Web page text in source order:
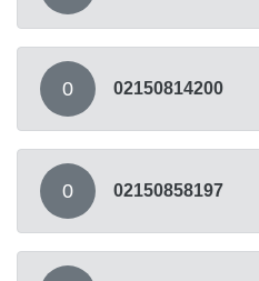
0 02150814200
0 02150858197